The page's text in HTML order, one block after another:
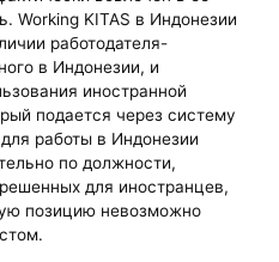
Working KITAS в Индонезии
работодателя-
в Индонезии, и
иностранной
подается через систему
работы в Индонезии
по должности,
для иностранцев,
позицию невозможно